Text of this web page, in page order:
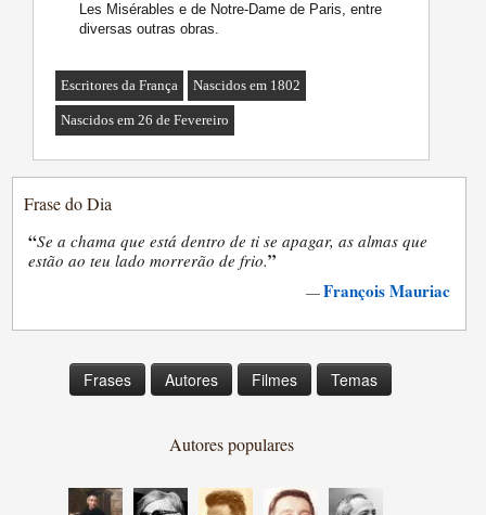
Les Misérables e de Notre-Dame de Paris, entre
diversas outras obras.
Escritores da França Nascidos em 1802
Nascidos em 26 de Fevereiro
Frase do Dia
“Se a chama que está dentro de ti se apagar, as almas que
estão ao teu lado morrerão de frio.”
—François Mauriac
Frases Autores Filmes Temas
Autores populares